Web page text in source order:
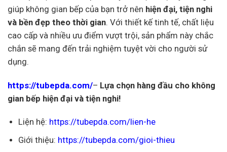
giúp không gian bếp của bạn trở nên hiện đại, tiện nghi
và bền đẹp theo thời gian. Với thiết kế tinh tế, chất liệu
cao cấp và nhiều ưu điểm vượt trội, sản phẩm này chắc
chắn sẽ mang đến trải nghiệm tuyệt vời cho người sử
dụng.
https://tubepda.com/– Lựa chọn hàng đầu cho không
gian bếp hiện đại và tiện nghi!
Liện hệ: https://tubepda.com/lien-he
Giới thiệu: https://tubepda.com/gioi-thieu